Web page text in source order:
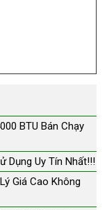
BTU Bán Chạy
Dụng Uy Tín Nhất!!!
Giá Cao Không